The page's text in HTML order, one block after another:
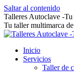
Saltar al contenido
Talleres Autoclave -
Tu taller multimarca
Inicio
Servicios
Taller de